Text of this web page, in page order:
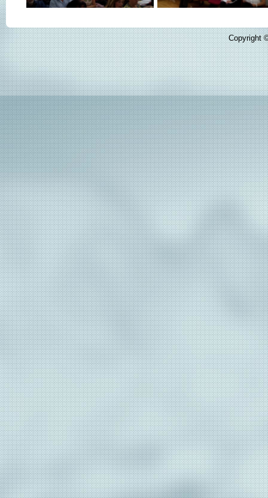
Copyright